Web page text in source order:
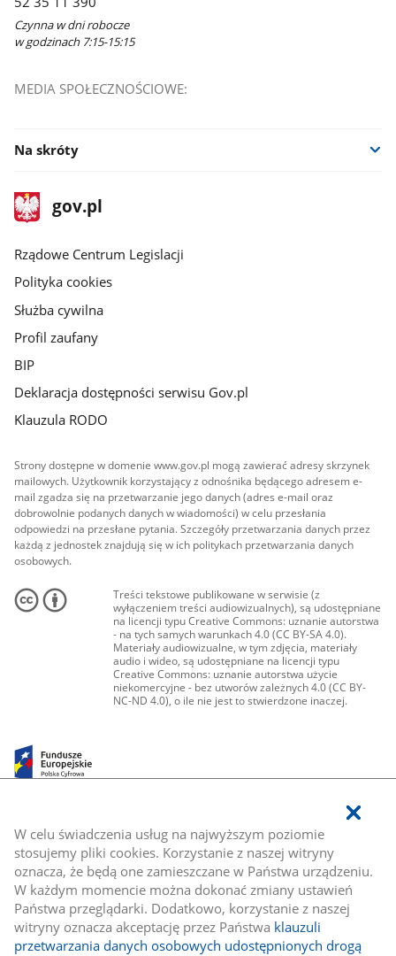
W celu świadczenia usług na najwyższym poziomie
stosujemy pliki cookies. Korzystanie z naszej witryny
oznacza, że będą one zamieszczane w Państwa urządzeniu.
W każdym momencie można dokonać zmiany ustawień
Państwa przeglądarki. Dodatkowo, korzystanie z naszej
witryny oznacza akceptację przez Państwa klauzuli
przetwarzania danych osobowych udostępnionych drogą
Czynna w dni robocze
w godzinach 7:15-15:15
MEDIA SPOŁECZNOŚCIOWE:
Na skróty
stopka
gov.plStrona
gov.pl
Rządowe Centrum Legislacji
Polityka cookies
Służba cywilna
Profil zaufany
BIP
Deklaracja dostępności serwisu Gov.pl
Klauzula RODO
Strony dostępne w domenie www.gov.pl mogą zawierać adresy skrzynek
mailowych. Użytkownik korzystający z odnośnika będącego adresem e-
mail zgadza się na przetwarzanie jego danych (adres e-mail oraz
dobrowolnie podanych danych w wiadomości) w celu przesłania
odpowiedzi na przesłane pytania. Szczegóły przetwarzania danych przez
każdą z jednostek znajdują się w ich politykach przetwarzania danych
osobowych.
Treści tekstowe publikowane w serwisie (z
wyłączeniem treści audiowizualnych), są udostępniane
na licencji typu Creative Commons: uznanie autorstwa
- na tych samych warunkach 4.0 (CC BY-SA 4.0).
Materiały audiowizualne, w tym zdjęcia, materiały
audio i wideo, są udostępniane na licencji typu
Creative Commons: uznanie autorstwa użycie
niekomercyjne - bez utworów zależnych 4.0 (CC BY-
NC-ND 4.0), o ile nie jest to stwierdzone inaczej.